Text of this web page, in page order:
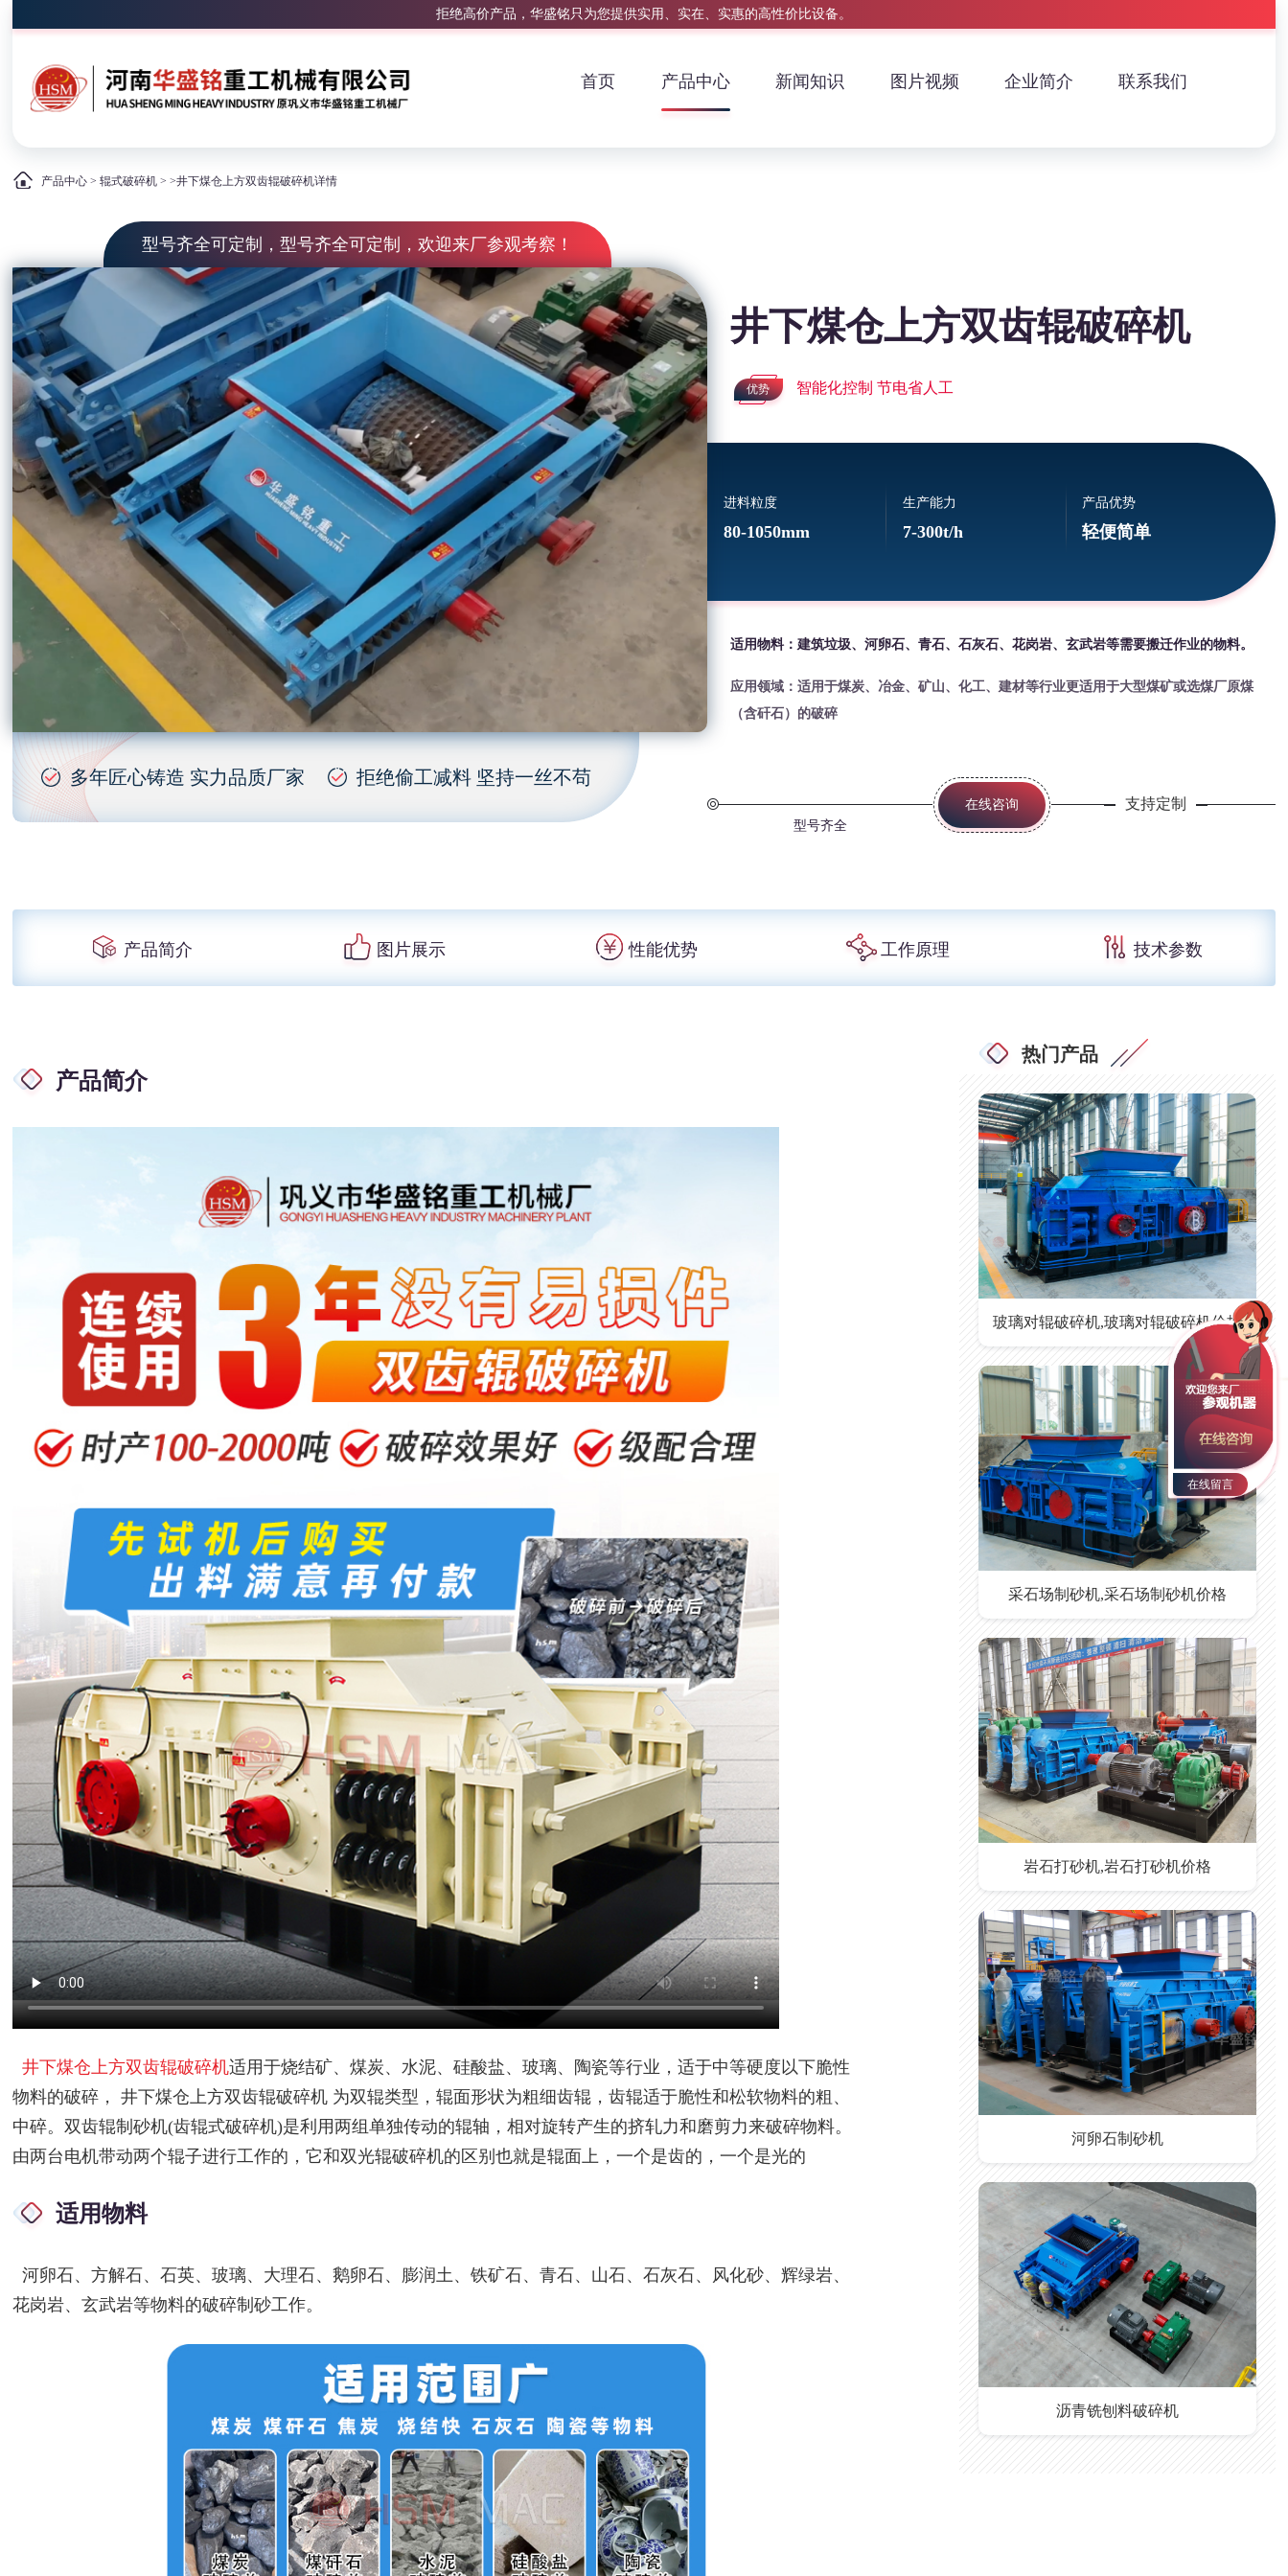
拒绝高价产品，华盛铭只为您提供实用、实在、实惠的高性价比设备。
首页 产品中心 新闻知识 图片视频 企业简介 联系我们
产品中心 >辊式破碎机 > >井下煤仓上方双齿辊破碎机详情
型号齐全可定制，型号齐全可定制，欢迎来厂参观考察！
多年匠心铸造 实力品质厂家 拒绝偷工减料 坚持一丝不苟
井下煤仓上方双齿辊破碎机
优势 智能化控制 节电省人工
进料粒度
80-1050mm
生产能力
7-300t/h
产品优势
轻便简单
适用物料：建筑垃圾、河卵石、青石、石灰石、花岗岩、玄武岩等需要搬迁作业的物料。
应用领域：适用于煤炭、冶金、矿山、化工、建材等行业更适用于大型煤矿或选煤厂原煤
（含矸石）的破碎
型号齐全
在线咨询 支持定制
产品简介 图片展示 性能优势 工作原理 技术参数
产品简介
井下煤仓上方双齿辊破碎机适用于烧结矿、煤炭、水泥、硅酸盐、玻璃、陶瓷等行业，适于中等硬度以下脆性
物料的破碎， 井下煤仓上方双齿辊破碎机 为双辊类型，辊面形状为粗细齿辊，齿辊适于脆性和松软物料的粗、
中碎。双齿辊制砂机(齿辊式破碎机)是利用两组单独传动的辊轴，相对旋转产生的挤轧力和磨剪力来破碎物料。
由两台电机带动两个辊子进行工作的，它和双光辊破碎机的区别也就是辊面上，一个是齿的，一个是光的
适用物料
河卵石、方解石、石英、玻璃、大理石、鹅卵石、膨润土、铁矿石、青石、山石、石灰石、风化砂、辉绿岩、
花岗岩、玄武岩等物料的破碎制砂工作。
热门产品
玻璃对辊破碎机,玻璃对辊破碎机价格
采石场制砂机,采石场制砂机价格
岩石打砂机,岩石打砂机价格
河卵石制砂机
沥青铣刨料破碎机
在线留言